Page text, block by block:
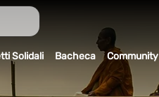
Solidali Bacheca Community